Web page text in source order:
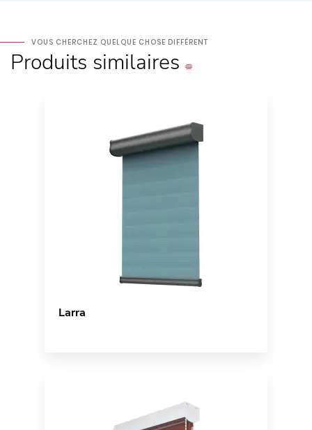
VOUS CHERCHEZ QUELQUE CHOSE DIFFÉRENT
Produits similaires
Larra